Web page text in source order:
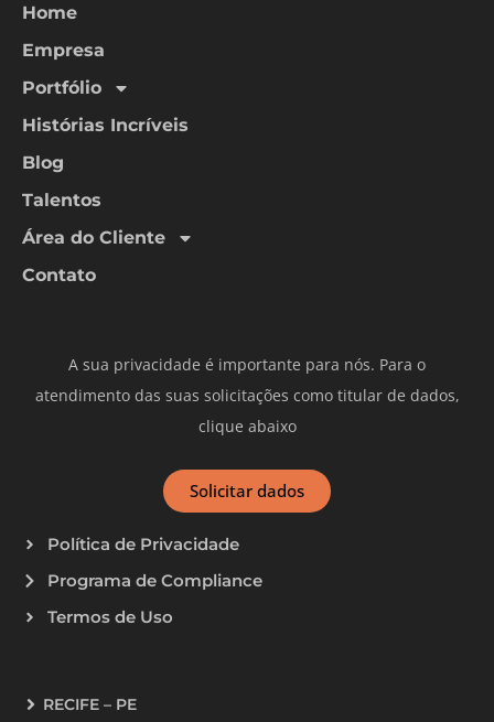
Home
Empresa
Portfólio
Histórias Incríveis
Blog
Talentos
Área do Cliente
Contato
A sua privacidade é importante para nós. Para o
atendimento das suas solicitações como titular de dados,
clique abaixo
Solicitar dados
Política de Privacidade
Programa de Compliance
Termos de Uso
RECIFE – PE